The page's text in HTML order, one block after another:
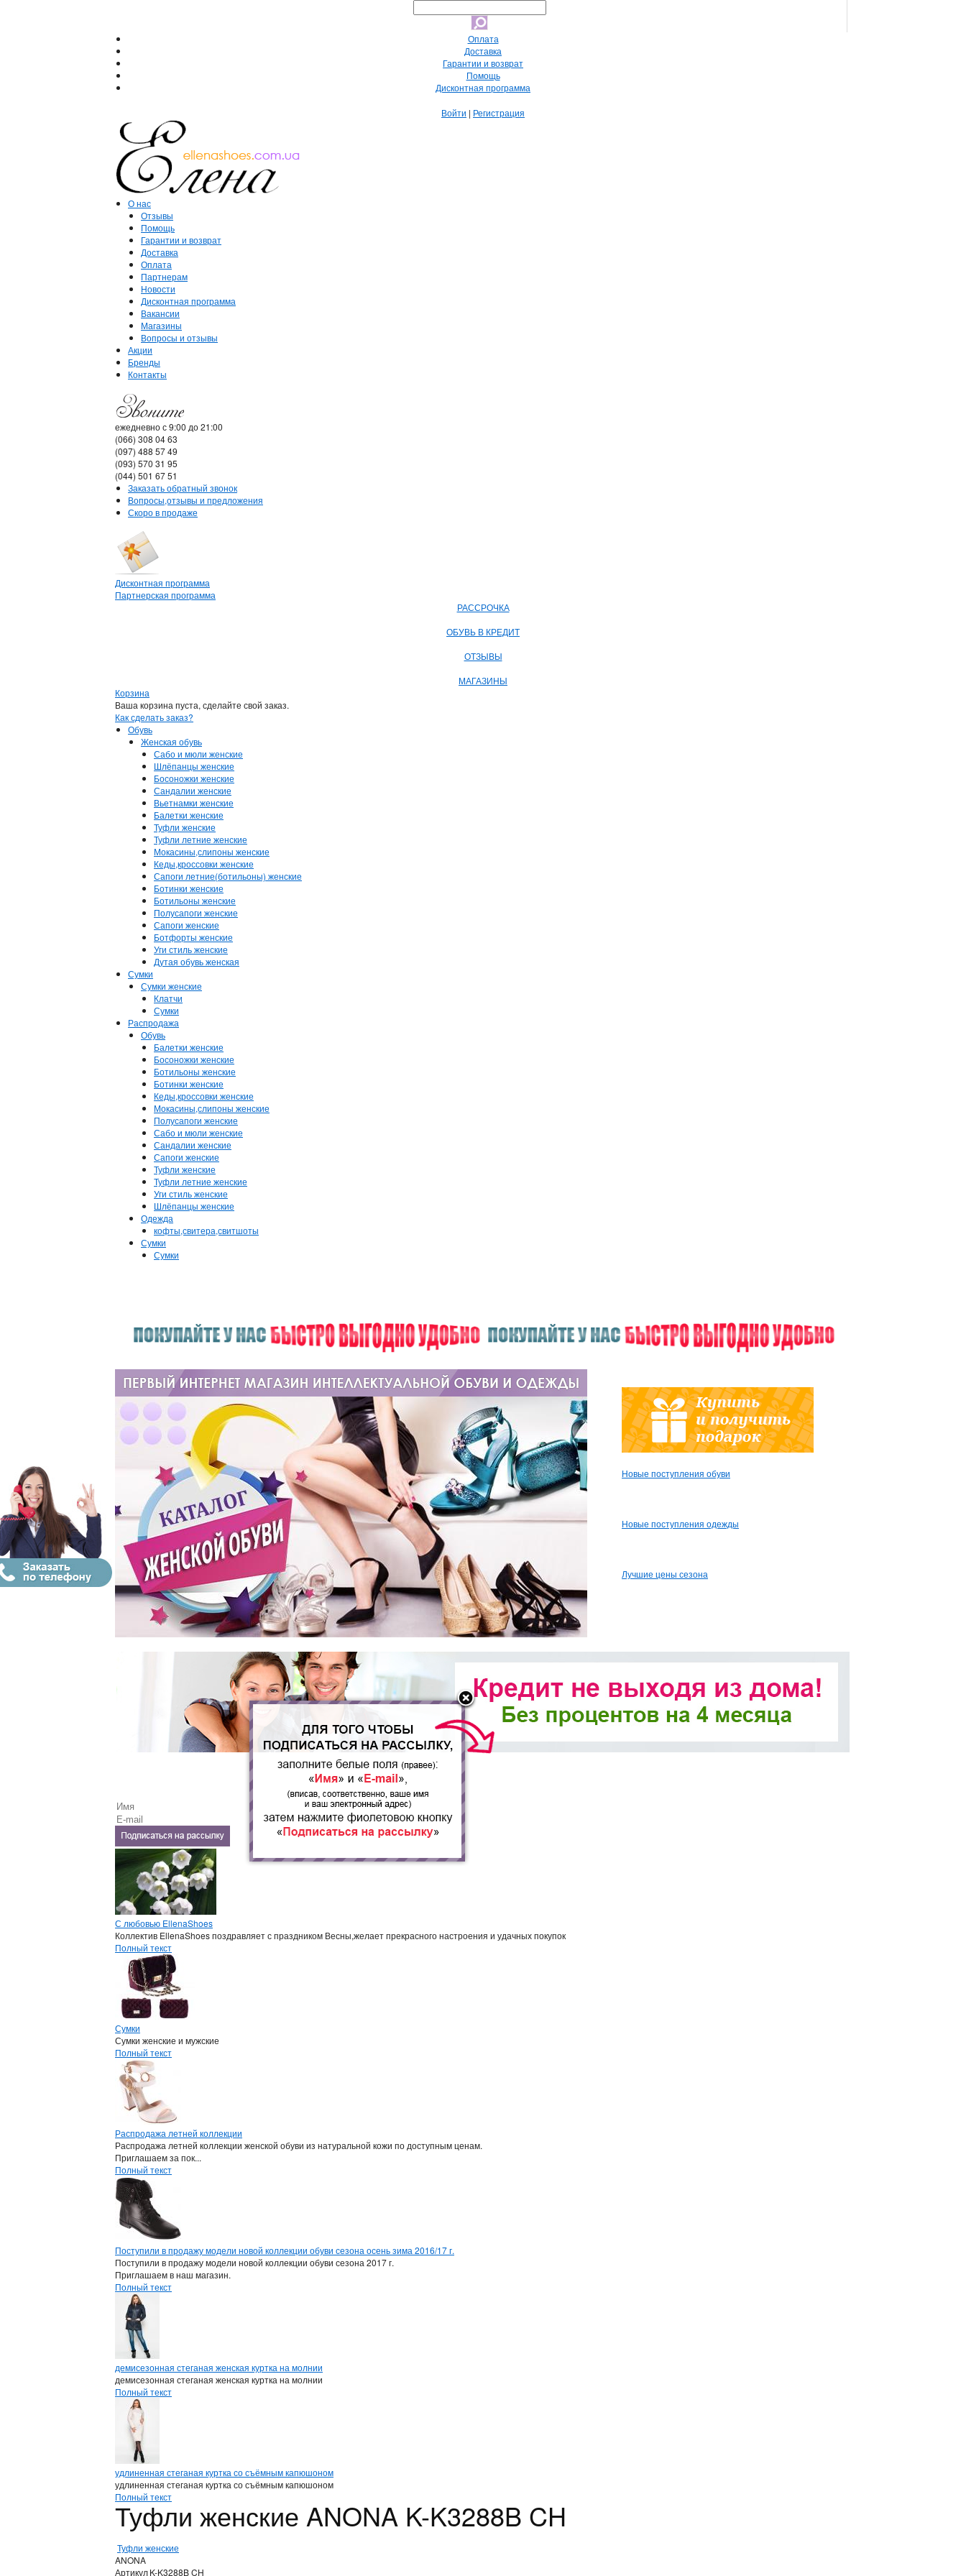
Оплата
Доставка
Гарантии и возврат
Помощь
Дисконтная программа
Войти | Регистрация
О нас
Отзывы
Помощь
Гарантии и возврат
Доставка
Оплата
Партнерам
Новости
Дисконтная программа
Вакансии
Магазины
Вопросы и отзывы
Акции
Бренды
Контакты
ежедневно с 9:00 до 21:00
(066) 308 04 63
(097) 488 57 49
(093) 570 31 95
(044) 501 67 51
Заказать обратный звонок
Вопросы,отзывы и предложения
Скоро в продаже
Дисконтная программа
Партнерская программа
РАССРОЧКА
ОБУВЬ В КРЕДИТ
ОТЗЫВЫ
МАГАЗИНЫ
Корзина
Ваша корзина пуста, сделайте свой заказ.
Как сделать заказ?
Обувь
Женская обувь
Сабо и мюли женские
Шлёпанцы женские
Босоножки женские
Сандалии женские
Вьетнамки женские
Балетки женские
Туфли женские
Туфли летние женские
Мокасины,слипоны женские
Кеды,кроссовки женские
Сапоги летние(ботильоны) женские
Ботинки женские
Ботильоны женские
Полусапоги женские
Сапоги женские
Ботфорты женские
Уги стиль женские
Дутая обувь женская
Сумки
Сумки женские
Клатчи
Сумки
Распродажа
Обувь
Балетки женские
Босоножки женские
Ботильоны женские
Ботинки женские
Кеды,кроссовки женские
Мокасины,слипоны женские
Полусапоги женские
Сабо и мюли женские
Сандалии женские
Сапоги женские
Туфли женские
Туфли летние женские
Уги стиль женские
Шлёпанцы женские
Одежда
кофты,свитера,свитшоты
Сумки
Сумки
Новые поступления обуви
Новые поступления одежды
Лучшие цены сезона
С любовью EllenaShoes
Коллектив EllenaShoes поздравляет с праздником Весны,желает прекрасного настроения и удачных покупок
Полный текст
Сумки
Сумки женские и мужские
Полный текст
Распродажа летней коллекции
Распродажа летней коллекции женской обуви из натуральной кожи по доступным ценам.
Приглашаем за пок...
Полный текст
Поступили в продажу модели новой коллекции обуви сезона осень зима 2016/17 г.
Поступили в продажу модели новой коллекции обуви сезона 2017 г.
Приглашаем в наш магазин.
Полный текст
демисезонная стеганая женская куртка на молнии
демисезонная стеганая женская куртка на молнии
Полный текст
удлиненная стеганая куртка со съёмным капюшоном
удлиненная стеганая куртка со съёмным капюшоном
Полный текст
Туфли женские ANONA K-K3288B CH
Туфли женские
ANONA
АртикулK-K3288B CH